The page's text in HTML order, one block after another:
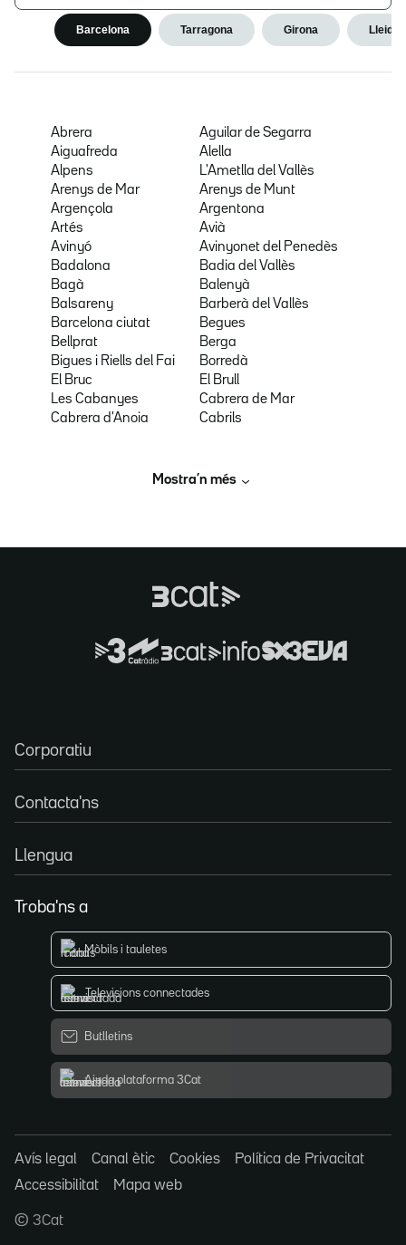
Barcelona Tarragona Girona Lleida
Abrera
Aguilar de Segarra
Aiguafreda
Alella
Alpens
L'Ametlla del Vallès
Arenys de Mar
Arenys de Munt
Argençola
Argentona
Artés
Avià
Avinyó
Avinyonet del Penedès
Badalona
Badia del Vallès
Bagà
Balenyà
Balsareny
Barberà del Vallès
Barcelona ciutat
Begues
Bellprat
Berga
Bigues i Riells del Fai
Borredà
El Bruc
El Brull
Les Cabanyes
Cabrera de Mar
Cabrera d'Anoia
Cabrils
Mostra’n més
Corporatiu
Contacta'ns
Llengua
Troba'ns a
Mòbils i tauletes
Televisions connectades
Butlletins
Ajuda plataforma 3Cat
Avís legal Canal ètic Cookies
Política de Privacitat
Accessibilitat
Mapa web
© 3Cat